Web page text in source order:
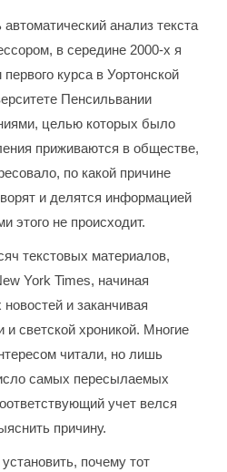
анализ текста
в середине 2000-х я
курса в Уортонской
Пенсильвании
целью которых было
приживаются в обществе,
по какой причине
и делятся информацией
этого не происходит.
текстовых материалов,
York Times, начиная
и заканчивая
светской хроникой. Многие
читали, но лишь
самых пересылаемых
учет велся
причину.
почему тот